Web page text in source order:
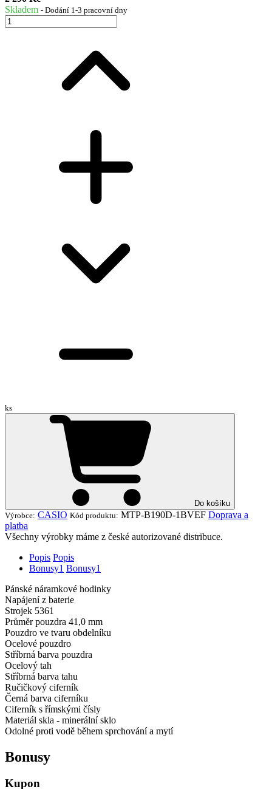
Skladem - Dodání 1-3 pracovní dny
ks
Do košíku
Výrobce: CASIO Kód produktu: MTP-B190D-1BVEF Doprava a
platba
Všechny výrobky máme z české autorizované distribuce.
Popis Popis
Bonusy1 Bonusy1
Pánské náramkové hodinky
Napájení z baterie
Strojek 5361
Průměr pouzdra 41,0 mm
Pouzdro ve tvaru obdelníku
Ocelové pouzdro
Stříbrná barva pouzdra
Ocelový tah
Stříbrná barva tahu
Ručičkový ciferník
Černá barva ciferníku
Ciferník s římskými čísly
Materiál skla - minerální sklo
Odolné proti vodě během sprchování a mytí
Bonusy
Kupon